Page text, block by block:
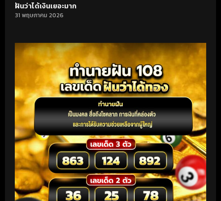
ฝันว่าได้เงินเยอะมาก
31 พฤษภาคม 2026